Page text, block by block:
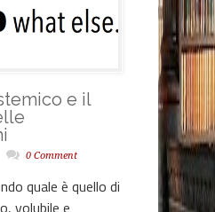
e il
0 Comment
quale è quello di